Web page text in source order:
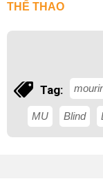
THỂ THAO
Tag:
MU Blind